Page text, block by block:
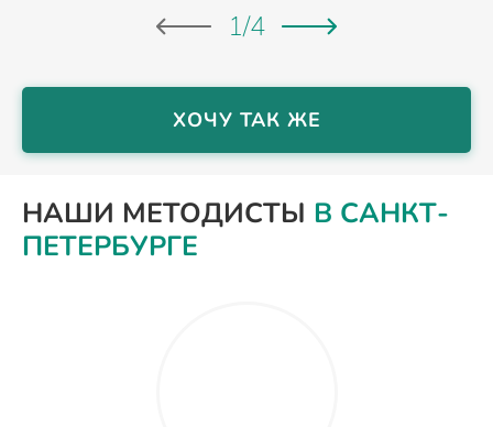
1/4
ХОЧУ ТАК ЖЕ
НАШИ МЕТОДИСТЫ В САНКТ-
ПЕТЕРБУРГЕ